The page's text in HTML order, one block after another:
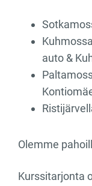
auto &
Olemme
Kurssitarjonta